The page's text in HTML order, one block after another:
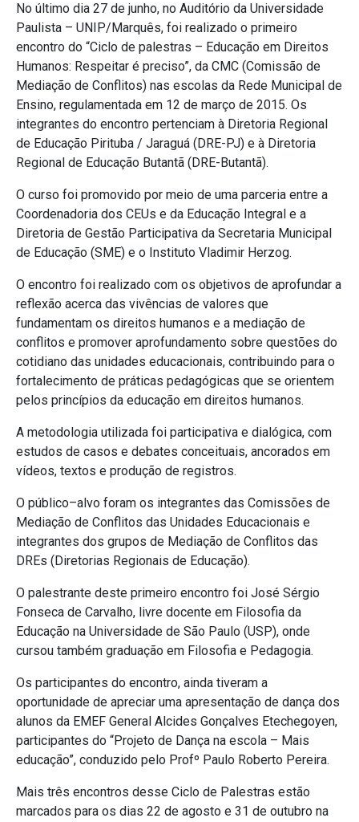
No último dia 27 de junho, no Auditório da Universidade
Paulista – UNIP/Marquês, foi realizado o primeiro
encontro do “Ciclo de palestras – Educação em Direitos
Humanos: Respeitar é preciso”, da CMC (Comissão de
Mediação de Conflitos) nas escolas da Rede Municipal de
Ensino, regulamentada em 12 de março de 2015. Os
integrantes do encontro pertenciam à Diretoria Regional
de Educação Pirituba / Jaraguá (DRE-PJ) e à Diretoria
Regional de Educação Butantã (DRE-Butantã).
O curso foi promovido por meio de uma parceria entre a
Coordenadoria dos CEUs e da Educação Integral e a
Diretoria de Gestão Participativa da Secretaria Municipal
de Educação (SME) e o Instituto Vladimir Herzog.
O encontro foi realizado com os objetivos de aprofundar a
reflexão acerca das vivências de valores que
fundamentam os direitos humanos e a mediação de
conflitos e promover aprofundamento sobre questões do
cotidiano das unidades educacionais, contribuindo para o
fortalecimento de práticas pedagógicas que se orientem
pelos princípios da educação em direitos humanos.
A metodologia utilizada foi participativa e dialógica, com
estudos de casos e debates conceituais, ancorados em
vídeos, textos e produção de registros.
O público–alvo foram os integrantes das Comissões de
Mediação de Conflitos das Unidades Educacionais e
integrantes dos grupos de Mediação de Conflitos das
DREs (Diretorias Regionais de Educação).
O palestrante deste primeiro encontro foi José Sérgio
Fonseca de Carvalho, livre docente em Filosofia da
Educação na Universidade de São Paulo (USP), onde
cursou também graduação em Filosofia e Pedagogia.
Os participantes do encontro, ainda tiveram a
oportunidade de apreciar uma apresentação de dança dos
alunos da EMEF General Alcides Gonçalves Etechegoyen,
participantes do “Projeto de Dança na escola – Mais
educação”, conduzido pelo Profº Paulo Roberto Pereira.
Mais três encontros desse Ciclo de Palestras estão
marcados para os dias 22 de agosto e 31 de outubro na